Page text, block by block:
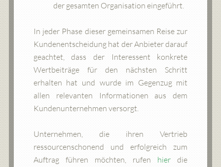
der gesamten Organisation eingeführt.
In jeder Phase dieser gemeinsamen Reise zur
Kundenentscheidung hat der Anbieter darauf
geachtet, dass der Interessent konkrete
Wertbeiträge für den nächsten Schritt
erhalten hat und wurde im Gegenzug mit
allen relevanten Informationen aus dem
Kundenunternehmen versorgt.
Unternehmen, die ihren Vertrieb
ressourcenschonend und erfolgreich zum
Auftrag führen möchten, rufen hier die